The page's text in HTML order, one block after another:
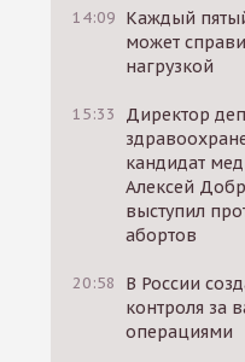
14:09 Каждый
может
нагрузкой
15:33
Директор
кандидат
Алексей
выступил
абортов
20:58
В России
контроля за
операциями